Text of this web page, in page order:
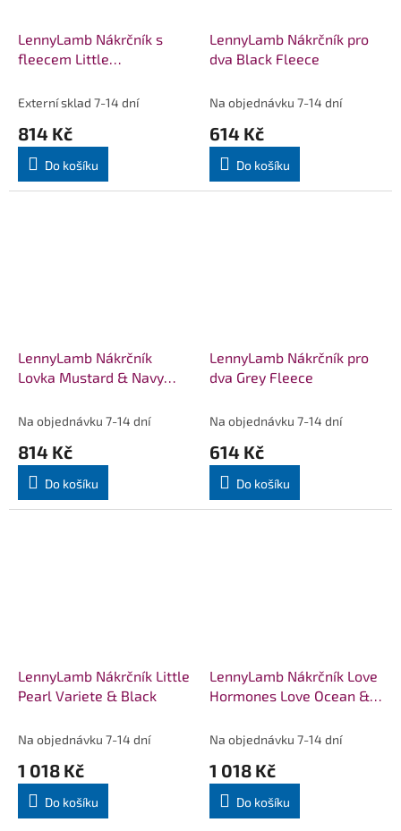
LennyLamb Nákrčník s
fleecem Little
Fuchsia
Externí sklad 7-14 dní
814 Kč
Do košíku
LennyLamb Nákrčník pro
dva Black Fleece
Na objednávku 7-14 dní
614 Kč
Do košíku
LennyLamb Nákrčník
Lovka Mustard & Navy
Na objednávku 7-14 dní
814 Kč
Do košíku
LennyLamb Nákrčník pro
dva Grey Fleece
Na objednávku 7-14 dní
614 Kč
Do košíku
LennyLamb Nákrčník Little
Pearl Variete & Black
Na objednávku 7-14 dní
1 018 Kč
Do košíku
LennyLamb Nákrčník Love
Hormones Love Ocean &
Na objednávku 7-14 dní
1 018 Kč
Do košíku